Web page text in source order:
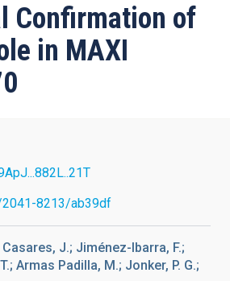
Confirmation of
in MAXI
8213/ab39df
Casares, J.; Jiménez-Ibarra, F.;
Armas Padilla, M.; Jonker, P. G.;